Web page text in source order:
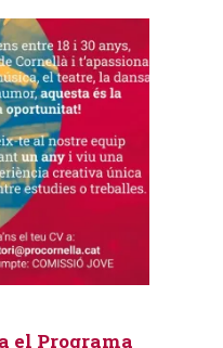
el Programa